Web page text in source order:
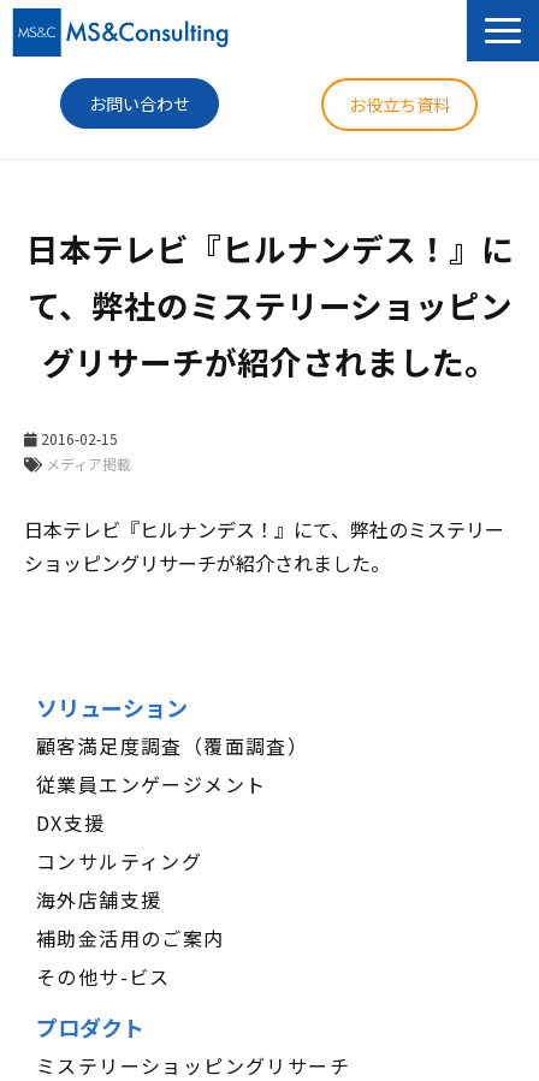
お問い合わせ お役立ち資料
セミナー
導入事例
コラム
企業情報
日本テレビ『ヒルナンデス！』に
て、弊社のミステリーショッピン
グリサーチが紹介されました。
2016-02-15
メディア掲載
日本テレビ『ヒルナンデス！』にて、弊社のミステリー
ショッピングリサーチが紹介されました。
ソリューション
顧客満足度調査（覆面調査）
従業員エンゲージメント
DX支援
コンサルティング
海外店舗支援
補助金活用のご案内
その他サ-ビス
プロダクト
ミステリーショッピングリサーチ